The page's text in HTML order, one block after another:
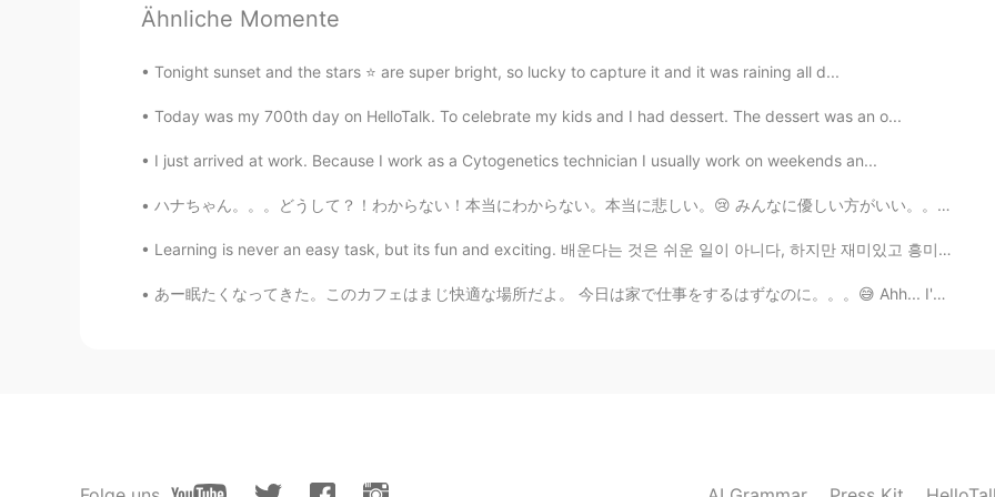
Mish • ミッシュ • 미시 2020.04.28 16:27
Mish • ミッシュ • 미시 2020.04.28 16:27
Ähnliche Momente
Tonight sunset and the stars ⭐️ are super bright, so lucky to capture it and it was raining all d...
Today was my 700th day on HelloTalk. To celebrate my kids and I had dessert. The dessert was an o...
I just arrived at work. Because I work as a Cytogenetics technician I usually work on weekends an...
ハナちゃん。。。どうして？！わからない！本当にわからない。本当に悲しい。😢 みんなに優しい方がいい。。。たまに、人の本当な感じを知らないし、みんなに優しい方がいい。。。 うつ病は理解しにくいです...
Learning is never an easy task, but its fun and exciting. 배운다는 것은 쉬운 일이 아니다, 하지만 재미있고 흥미진진해요. ☺️
あー眠たくなってきた。このカフェはまじ快適な場所だよ。 今日は家で仕事をするはずなのに。。。😅 Ahh... I'm getting sleepy. This cafe is such a ...